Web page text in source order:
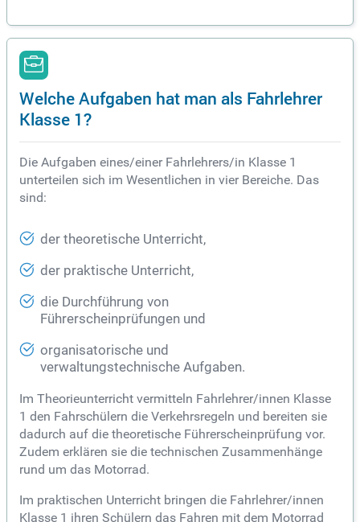
Welche Aufgaben hat man als Fahrlehrer
Klasse 1?
Die Aufgaben eines/einer Fahrlehrers/in Klasse 1
unterteilen sich im Wesentlichen in vier Bereiche. Das
sind:
der theoretische Unterricht,
der praktische Unterricht,
die Durchführung von
Führerscheinprüfungen und
organisatorische und
verwaltungstechnische Aufgaben.
Im Theorieunterricht vermitteln Fahrlehrer/innen Klasse
1 den Fahrschülern die Verkehrsregeln und bereiten sie
dadurch auf die theoretische Führerscheinprüfung vor.
Zudem erklären sie die technischen Zusammenhänge
rund um das Motorrad.
Im praktischen Unterricht bringen die Fahrlehrer/innen
Klasse 1 ihren Schülern das Fahren mit dem Motorrad